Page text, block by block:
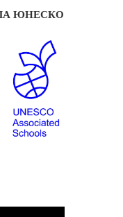
ЮНЕСКО